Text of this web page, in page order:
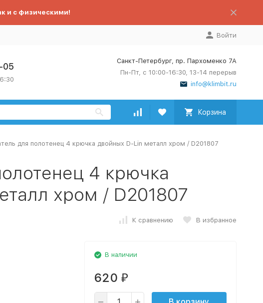
и с физическими!
Войти
05
Санкт-Петербург, пр. Пархоменко 7А
Пн-Пт, с 10:00-16:30, 13-14 перерыв
info@klimbit.ru
Корзина
для полотенец 4 крючка двойных D-Lin металл хром / D201807
4 крючка
хром / D201807
К сравнению В избранное
В наличии
620 ₽